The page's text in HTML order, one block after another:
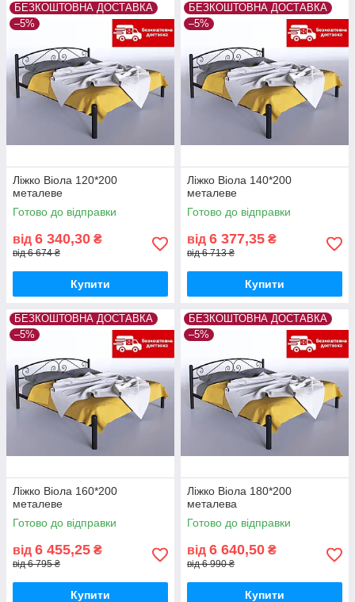
БЕЗКОШТОВНА ДОСТАВКА
–5%
Ліжко Віола 120*200
металеве
Готово до відправки
від 6 340,30 ₴
від 6 674 ₴
Купити
БЕЗКОШТОВНА ДОСТАВКА
–5%
Ліжко Віола 140*200
металеве
Готово до відправки
від 6 377,35 ₴
від 6 713 ₴
Купити
БЕЗКОШТОВНА ДОСТАВКА
–5%
Ліжко Віола 160*200
металеве
Готово до відправки
від 6 455,25 ₴
від 6 795 ₴
Купити
БЕЗКОШТОВНА ДОСТАВКА
–5%
Ліжко Віола 180*200
металева
Готово до відправки
від 6 640,50 ₴
від 6 990 ₴
Купити